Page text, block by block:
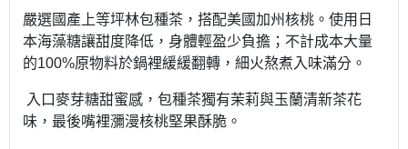
嚴選國產上等坪林包種茶，搭配美國加州核桃。使用日
本海藻糖讓甜度降低，身體輕盈少負擔；不計成本大量
的100%原物料於鍋裡緩緩翻轉，細火熬煮入味滿分。
入口麥芽糖甜蜜感，包種茶獨有茉莉與玉蘭清新茶花
味，最後嘴裡瀰漫核桃堅果酥脆。